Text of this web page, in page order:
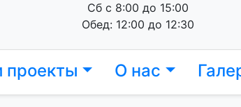
Сб с 8:00 до 15:00
Обед: 12:00 до 12:30
проекты О нас